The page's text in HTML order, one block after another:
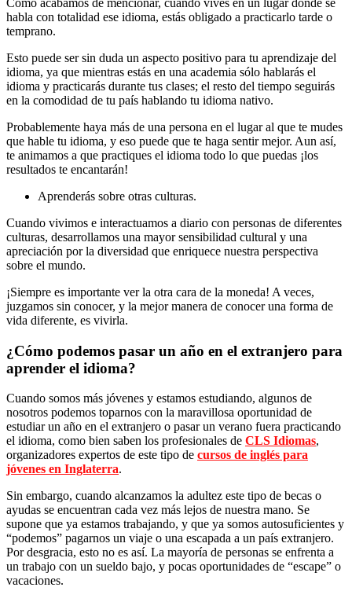
habla con totalidad ese idioma, estás obligado a practicarlo tarde o
temprano.
Esto puede ser sin duda un aspecto positivo para tu aprendizaje del
idioma, ya que mientras estás en una academia sólo hablarás el
idioma y practicarás durante tus clases; el resto del tiempo seguirás
en la comodidad de tu país hablando tu idioma nativo.
Probablemente haya más de una persona en el lugar al que te mudes
que hable tu idioma, y eso puede que te haga sentir mejor. Aun así,
te animamos a que practiques el idioma todo lo que puedas ¡los
resultados te encantarán!
Aprenderás sobre otras culturas.
Cuando vivimos e interactuamos a diario con personas de diferentes
culturas, desarrollamos una mayor sensibilidad cultural y una
apreciación por la diversidad que enriquece nuestra perspectiva
sobre el mundo.
¡Siempre es importante ver la otra cara de la moneda! A veces,
juzgamos sin conocer, y la mejor manera de conocer una forma de
vida diferente, es vivirla.
¿Cómo podemos pasar un año en el extranjero para
aprender el idioma?
Cuando somos más jóvenes y estamos estudiando, algunos de
nosotros podemos toparnos con la maravillosa oportunidad de
estudiar un año en el extranjero o pasar un verano fuera practicando
el idioma, como bien saben los profesionales de CLS Idiomas,
organizadores expertos de este tipo de cursos de inglés para
jóvenes en Inglaterra.
Sin embargo, cuando alcanzamos la adultez este tipo de becas o
ayudas se encuentran cada vez más lejos de nuestra mano. Se
supone que ya estamos trabajando, y que ya somos autosuficientes y
“podemos” pagarnos un viaje o una escapada a un país extranjero.
Por desgracia, esto no es así. La mayoría de personas se enfrenta a
un trabajo con un sueldo bajo, y pocas oportunidades de “escape” o
vacaciones.